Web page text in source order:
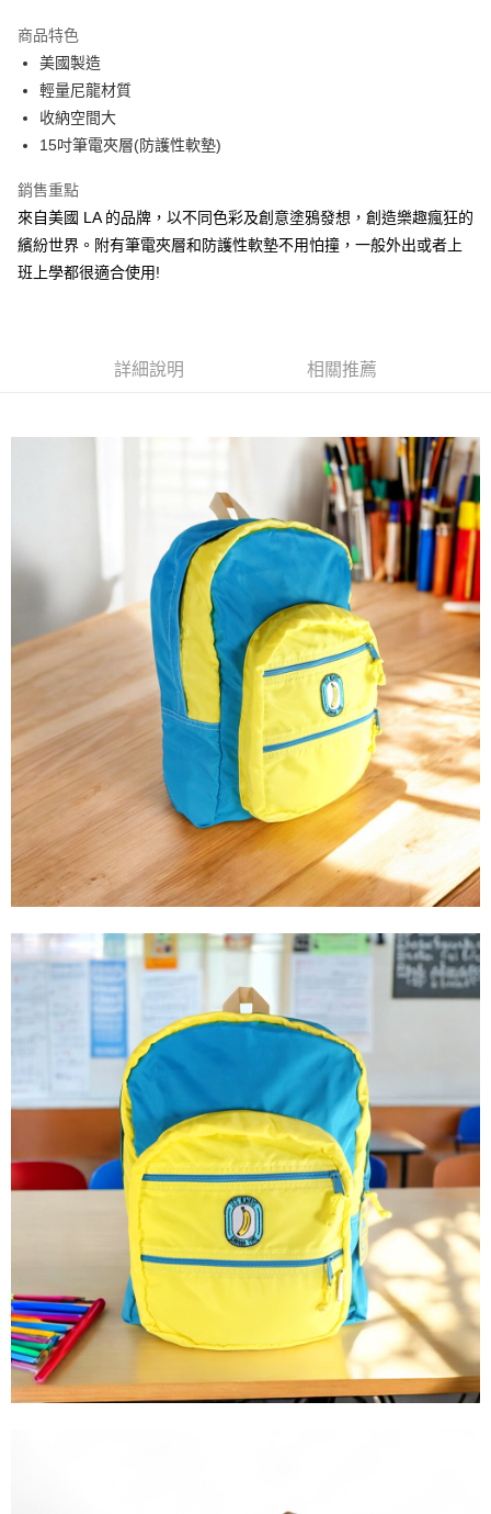
街口支付
悠遊付
Google Pay
ATM付款
宅配
商品特色
美國製造
輕量尼龍材質
收納空間大
15吋筆電夾層(防護性軟墊)
銷售重點
來自美國 LA 的品牌，以不同色彩及創意塗鴉發想，創造樂趣瘋狂的
繽紛世界。附有筆電夾層和防護性軟墊不用怕撞，一般外出或者上
班上學都很適合使用!
詳細說明 相關推薦